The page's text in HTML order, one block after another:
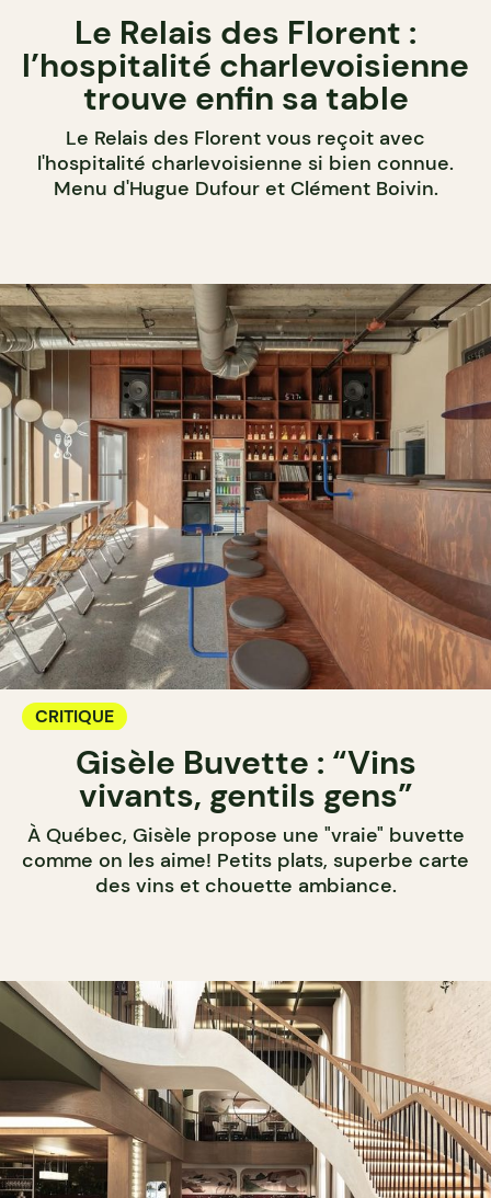
Le Relais des Florent :
l’hospitalité charlevoisienne
trouve enfin sa table
Le Relais des Florent vous reçoit avec
l'hospitalité charlevoisienne si bien connue.
Menu d'Hugue Dufour et Clément Boivin.
CRITIQUE
Gisèle Buvette : “Vins
vivants, gentils gens”
À Québec, Gisèle propose une "vraie" buvette
comme on les aime! Petits plats, superbe carte
des vins et chouette ambiance.